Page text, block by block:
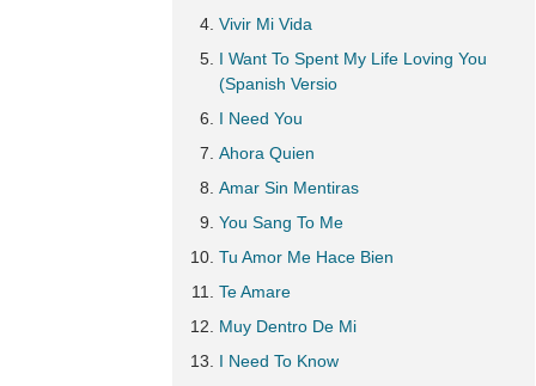
Vivir Mi Vida
I Want To Spent My Life Loving You
(Spanish Versio
I Need You
Ahora Quien
Amar Sin Mentiras
You Sang To Me
Tu Amor Me Hace Bien
Te Amare
Muy Dentro De Mi
I Need To Know